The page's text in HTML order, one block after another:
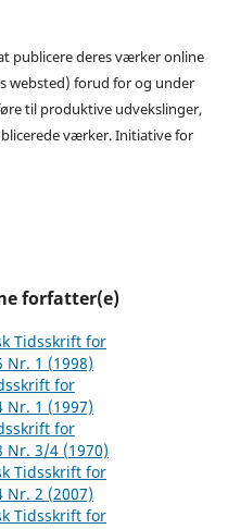
publicere deres værker online
websted) forud for og under
til produktive udvekslinger,
værker. Initiative for
forfatter(e)
Tidsskrift for
Nr. 1 (1998)
for
Nr. 1 (1997)
for
Nr. 3/4 (1970)
Tidsskrift for
Nr. 2 (2007)
Tidsskrift for